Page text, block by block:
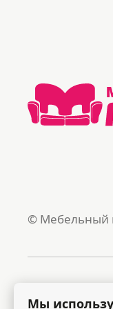
© Мебельный
Мы